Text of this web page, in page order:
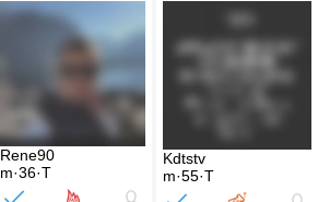
Rene90
m·36·T
Kdtstv
m·55·T